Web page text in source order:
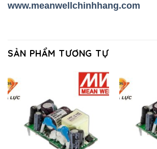
www.meanwellchinhhang.com
SẢN PHẨM TƯƠNG TỰ